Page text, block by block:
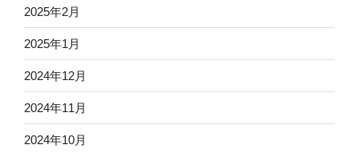
2025年2月
2025年1月
2024年12月
2024年11月
2024年10月